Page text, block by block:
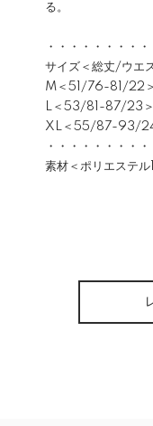
る。
・・・・・・・・
サイズ＜総丈/ウエ
M＜51/76-81/22＞
L＜53/81-87/23＞
XL＜55/87-93/
・・・・・・・・
素材＜ポリエステ